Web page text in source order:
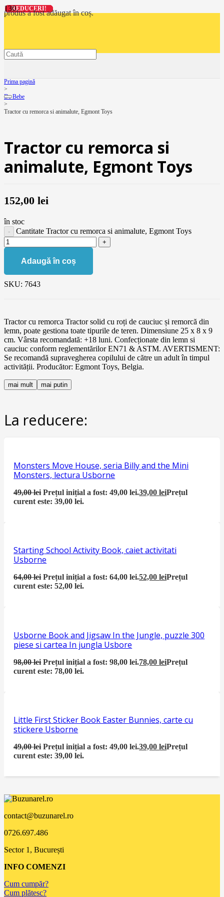
produsa fost adăugat în coș.
Prima pagină
>
De Bebe
>
Tractor cu remorca si animalute, Egmont Toys
Tractor cu remorca si
animalute, Egmont Toys
152,00 lei
în stoc
Cantitate Tractor cu remorca si animalute, Egmont Toys
Adaugă în coș
SKU: 7643
Tractor cu remorca Tractor solid cu roți de cauciuc și remorcă din
lemn, poate gestiona toate tipurile de teren. Dimensiune 25 x 8 x 9
cm. Vârsta recomandată: +18 luni. Confecționate din lemn si
cauciuc conform reglementărilor EN71 & ASTM. AVERTISMENT:
Se recomandă supravegherea copilului de către un adult în timpul
activității. Producător: Egmont Toys, Belgia.
mai mult mai putin
La reducere:
REDUCERI!
Monsters Move House, seria Billy and the Mini
Monsters, lectura Usborne
49,00lei Prețul inițial a fost: 49,00 lei.39,00leiPrețul
curent este: 39,00 lei.
REDUCERI!
Starting School Activity Book, caiet activitati
Usborne
64,00lei Prețul inițial a fost: 64,00 lei.52,00leiPrețul
curent este: 52,00 lei.
REDUCERI!
Usborne Book and Jigsaw In the Jungle, puzzle 300
piese si cartea In jungla Usbore
98,00lei Prețul inițial a fost: 98,00 lei.78,00leiPrețul
curent este: 78,00 lei.
REDUCERI!
Little First Sticker Book Easter Bunnies, carte cu
stickere Usborne
49,00lei Prețul inițial a fost: 49,00 lei.39,00leiPrețul
curent este: 39,00 lei.
contact@buzunarel.ro
0726.697.486
Sector 1, București
INFO COMENZI
Cum cumpăr?
Cum plătesc?